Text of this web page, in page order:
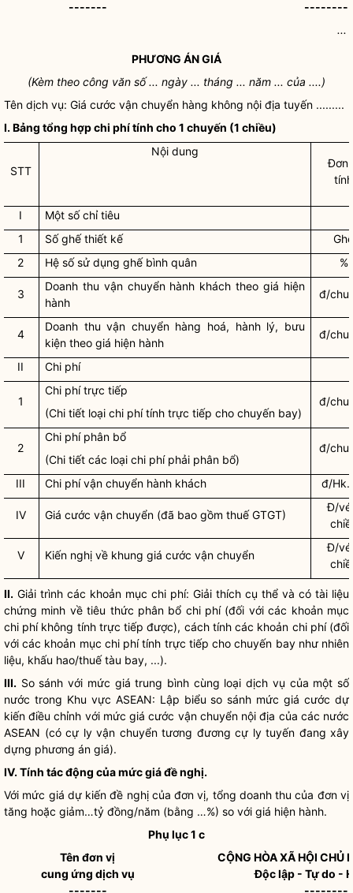
-------
---------
...
PHƯƠNG ÁNGIÁ
(Kèm theo công văn số ... ngày ... tháng ... năm ... của ....)
Tên dịch vụ: Giá cước vận chuyển hàng không nội địa tuyến .........
I. Bảng tổng hợpchi phítính cho 1 chuyến (1 chiều)
STT
Nội dung
Đơn
tính
I
Một số chỉ tiêu
1
Số ghế thiết kế
2
Hệ số sử dụng ghế bình quân %
3
Doanh thu vận chuyển hành khách theo giá hiện
hành
đ/
4
Doanh thu vận chuyển hàng hoá, hành lý, bưu
kiện theo giá hiện hành
đ/
II Chi phí
1
Chi phítrực tiếp
(Chi tiết loạichi phítính trực tiếp cho chuyến bay)
đ/
2
Chi phíphân bổ
(Chi tiết các loạichi phíphải phân bổ)
đ/
III Chi phívận chuyển hành khách đ/
IV Giá cước vận chuyển (đã bao gồm thuế GTGT)
Đ/vé
V Kiến nghị về khunggiá cước vận chuyển
Đ/vé
II. Giải trình các khoản mục chi phí: Giải thích cụ thể và có tài liệu
chứng minh về tiêu thức phân bổ chi phí(đối với các khoản mục
chi phíkhông tính trực tiếp được), cách tính các khoản chi phí(đối
với các khoản mục chi phítính trực tiếp cho chuyến bay như nhiên
liệu, khấu hao/thuếtàu bay, ...).
III. So sánh với mức giá trung bình cùng loại dịch vụ của một số
nước trong Khu vực ASEAN: Lập biểu so sánh mứcgiá cước dự
kiến điều chỉnh với mứcgiá cước vận chuyển nội địa của các nước
ASEAN (có cự ly vận chuyển tương đương cự ly tuyến đang xây
dựng phương án giá).
IV. Tính tác động của mức giá đề nghị.
Với mức giá dự kiến đề nghị của đơn vị, tổng doanh thu của đơn vị
tăng hoặc giảm…tỷ đồng/năm (bằng …%) so với giá hiện hành.
Phụ lục 1 c
Tên đơn vị
cung ứng dịch vụ
-------
CỘNG HÒA XÃ HỘI CHỦ
Độc lập - Tự do -
---------